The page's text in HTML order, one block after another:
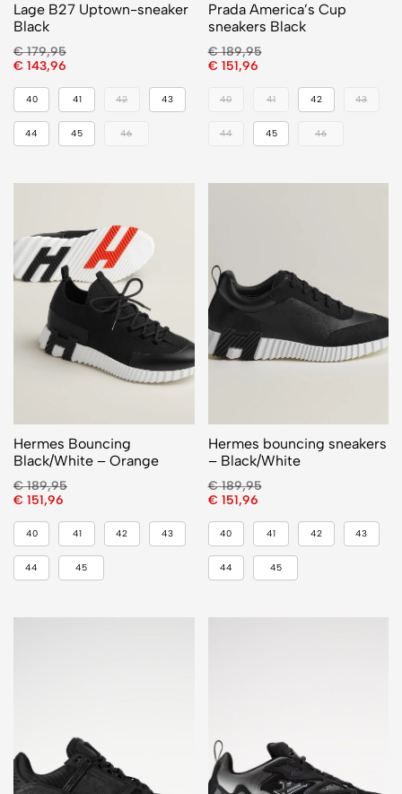
Lage B27 Uptown-sneaker
Black
€179,95
€ 143,96
40 41 42 43
44 45 46
Prada America’s Cup
sneakers Black
€189,95
€ 151,96
40 41 42 43
44 45 46
Hermes Bouncing
Black/White – Orange
€189,95
€ 151,96
40 41 42 43
44 45
Hermes bouncing sneakers
– Black/White
€189,95
€ 151,96
40 41 42 43
44 45